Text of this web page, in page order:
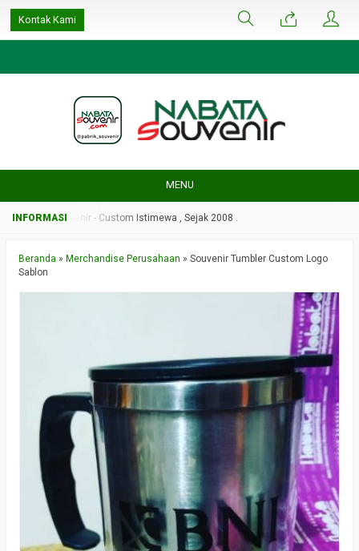
google-site-
verification=ulGFAYaRwT3xFs4fCyDEYtZPCSlyYvbOPvhRRObUW-A
Kontak Kami
MENU
Nabata Souvenir - Custom Istimewa , Sejak 2008 .
Beranda » Merchandise Perusahaan » Souvenir Tumbler Custom Logo
Sablon